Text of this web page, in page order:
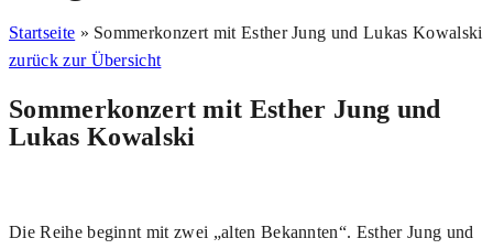
Startseite » Sommerkonzert mit Esther Jung und Lukas Kowalski
zurück zur Übersicht
Sommerkonzert mit Esther Jung und
Lukas Kowalski
Die Reihe beginnt mit zwei „alten Bekannten“. Esther Jung und